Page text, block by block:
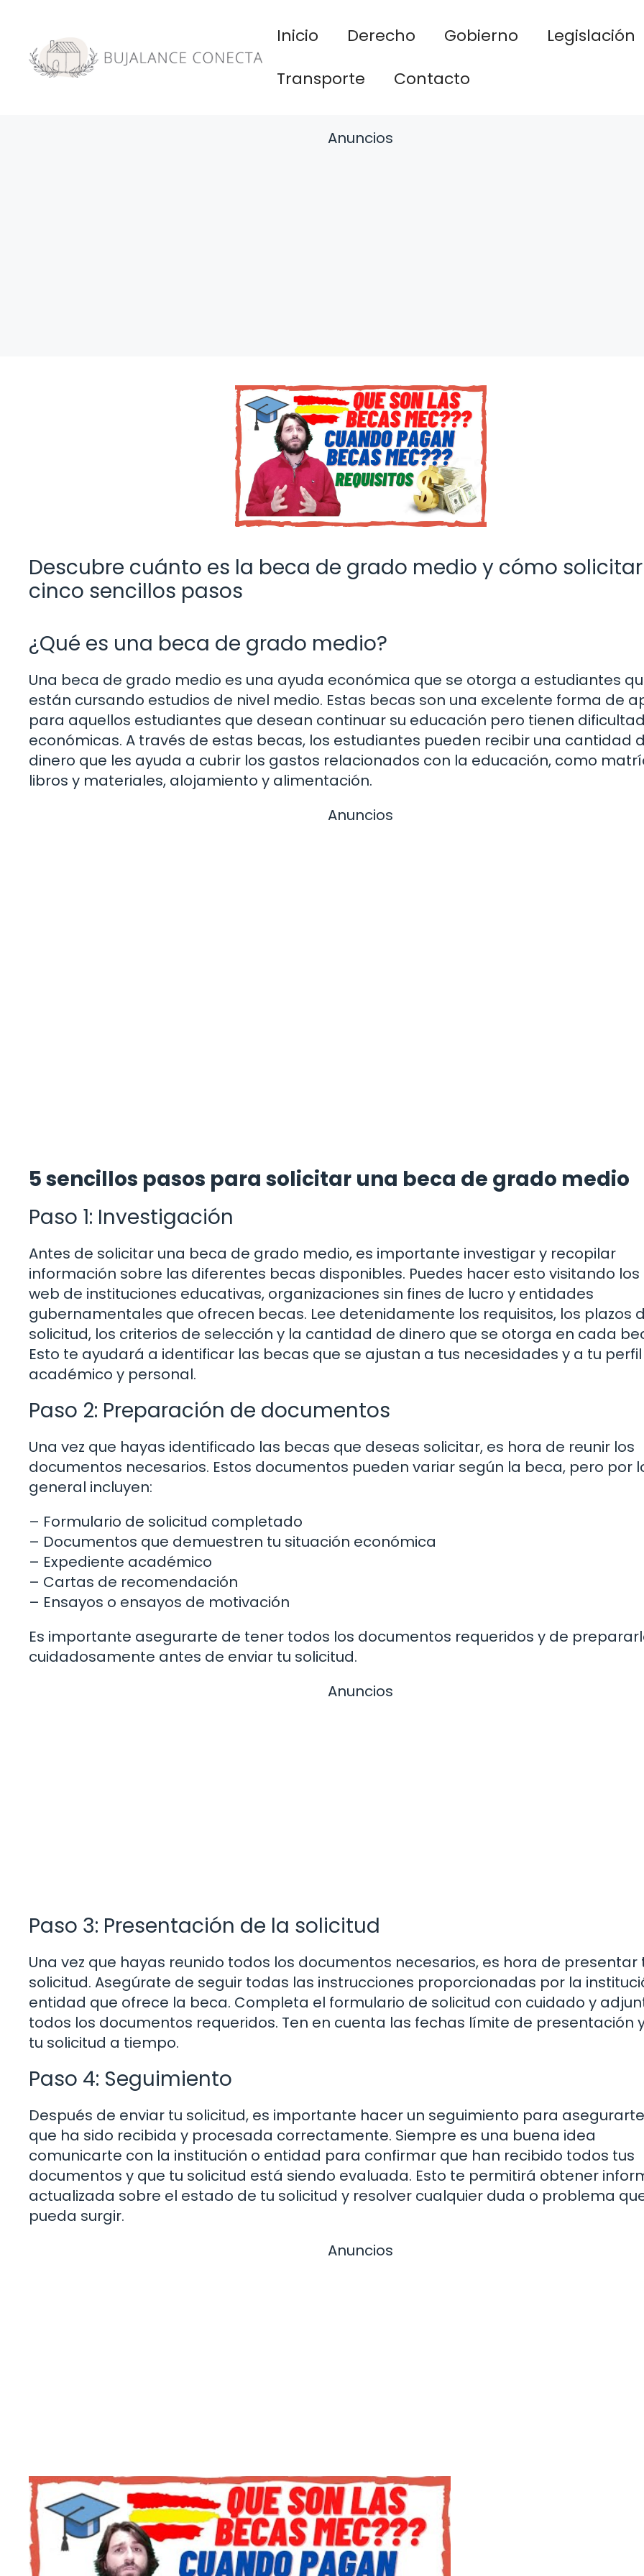
contenido
Inicio Derecho Gobierno
Legislación
Transporte
Contacto
Anuncios
Descubre cuánto es la beca de grado medio y cómo
cinco sencillos pasos
¿Qué es una beca de grado medio?
Una beca de grado medio es una ayuda económica que se otorga a estudiantes
están cursando estudios de nivel medio. Estas becas son una excelente forma de
para aquellos estudiantes que desean continuar su educación pero tienen
económicas. A través de estas becas, los estudiantes pueden recibir una cantidad
dinero que les ayuda a cubrir los gastos relacionados con la educación, como
libros y materiales, alojamiento y alimentación.
Anuncios
5 sencillos pasos para solicitar una beca de grado medio
Paso 1: Investigación
Antes de solicitar una beca de grado medio, es importante investigar y recopilar
información sobre las diferentes becas disponibles. Puedes hacer esto visitando los
web de instituciones educativas, organizaciones sin fines de lucro y entidades
gubernamentales que ofrecen becas. Lee detenidamente los requisitos, los plazos
solicitud, los criterios de selección y la cantidad de dinero que se otorga en cada
Esto te ayudará a identificar las becas que se ajustan a tus necesidades y a tu perfil
académico y personal.
Paso 2: Preparación de documentos
Una vez que hayas identificado las becas que deseas solicitar, es hora de reunir los
documentos necesarios. Estos documentos pueden variar según la beca, pero por
general incluyen:
– Formulario de solicitud completado
– Documentos que demuestren tu situación económica
– Expediente académico
– Cartas de recomendación
– Ensayos o ensayos de motivación
Es importante asegurarte de tener todos los documentos requeridos y de
cuidadosamente antes de enviar tu solicitud.
Anuncios
Paso 3: Presentación de la solicitud
Una vez que hayas reunido todos los documentos necesarios, es hora de presentar
solicitud. Asegúrate de seguir todas las instrucciones proporcionadas por la
entidad que ofrece la beca. Completa el formulario de solicitud con cuidado y
todos los documentos requeridos. Ten en cuenta las fechas límite de presentación
tu solicitud a tiempo.
Paso 4: Seguimiento
Después de enviar tu solicitud, es importante hacer un seguimiento para
que ha sido recibida y procesada correctamente. Siempre es una buena idea
comunicarte con la institución o entidad para confirmar que han recibido todos tus
documentos y que tu solicitud está siendo evaluada. Esto te permitirá obtener
actualizada sobre el estado de tu solicitud y resolver cualquier duda o problema
pueda surgir.
Anuncios